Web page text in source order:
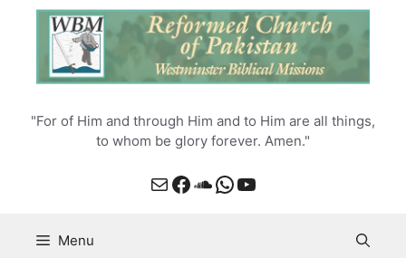
"For of Him and through Him and to Him are all things,
to whom be glory forever. Amen."
MailFacebook
SoundCloud
WhatsApp
YouTube
Menu